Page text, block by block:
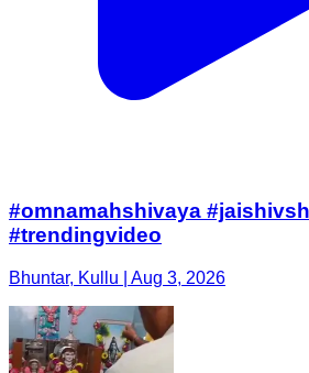
#omnamahshivaya
#trendingvideo
Bhuntar, Kullu | Aug 3, 2026